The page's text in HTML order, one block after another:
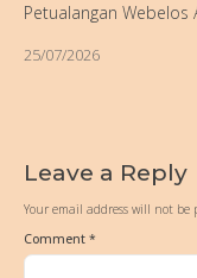
Petualangan
25/07/2026
Leave a Reply
Your email address will not be
Comment *